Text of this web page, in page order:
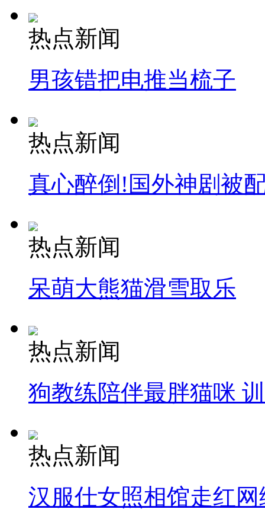
热点新闻
男孩错把电推当梳子
热点新闻
真心醉倒!国外神剧被
热点新闻
呆萌大熊猫滑雪取乐
热点新闻
狗教练陪伴最胖猫咪
热点新闻
汉服仕女照相馆走红网